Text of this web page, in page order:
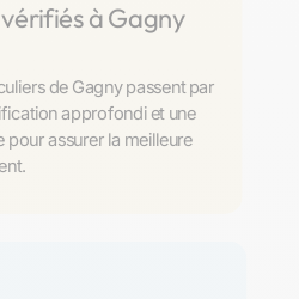
à Gagny
de Gagny passent par
approfondi et une
assurer la meilleure